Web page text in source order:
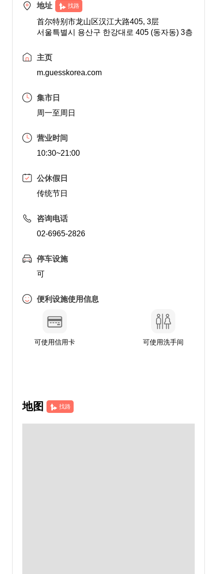
地址 找路
首尔特别市龙山区汉江大路405, 3层
서울특별시 용산구 한강대로 405 (동자동) 3층
主页
m.guesskorea.com
集市日
周一至周日
营业时间
10:30~21:00
公休假日
传统节日
咨询电话
02-6965-2826
停车设施
可
便利设施使用信息
可使用信用卡 可使用洗手间
地图 找路